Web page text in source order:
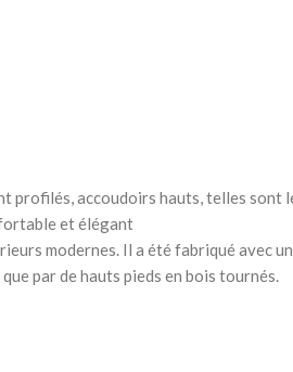
Armoires
CHAMBRE À COUCHER
Packs chambre à Coucher
profilés, accoudoirs hauts, telles sont
et élégant
modernes. Il a été fabriqué avec
par de hauts pieds en bois tournés.